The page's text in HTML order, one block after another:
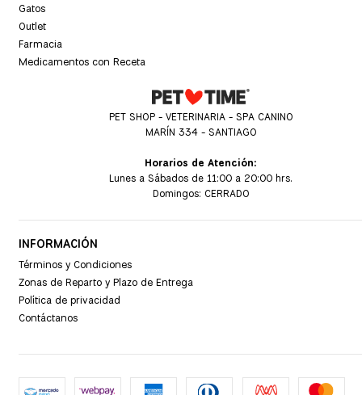
Gatos
Outlet
Farmacia
Medicamentos con Receta
PET SHOP - VETERINARIA - SPA CANINO
MARÍN 334 - SANTIAGO
Horarios de Atención:
Lunes a Sábados de 11:00 a 20:00 hrs.
Domingos: CERRADO
INFORMACIÓN
Términos y Condiciones
Zonas de Reparto y Plazo de Entrega
Política de privacidad
Contáctanos